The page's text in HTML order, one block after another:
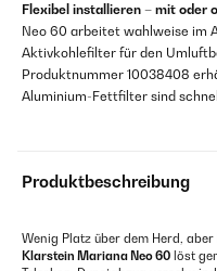
Flexibel installieren – mit oder
Neo 60 arbeitet wahlweise im
Aktivkohlefilter für den
Produktnummer 10038408
Aluminium-Fettfilter sind
Produktbeschreibung
Wenig Platz über dem Herd,
Klarstein Mariana Neo 60 löst